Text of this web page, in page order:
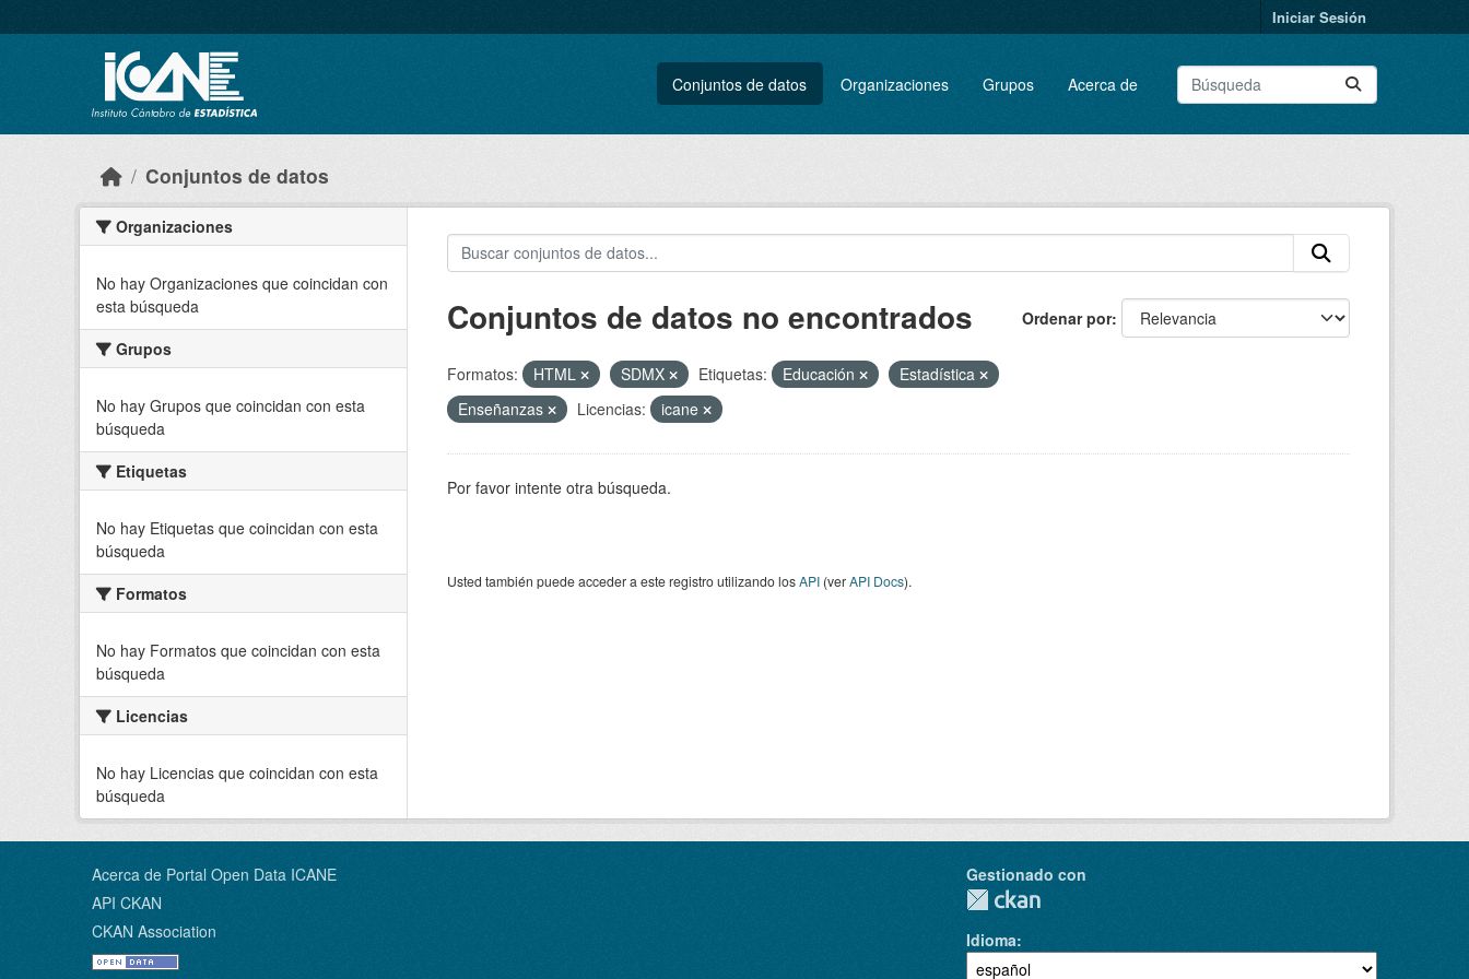
Iniciar Sesión
Conjuntos de datos Organizaciones Grupos Acerca de
Conjuntos de datos
Organizaciones
No hay Organizaciones que coincidan con
esta búsqueda
Grupos
No hay Grupos que coincidan con esta
búsqueda
Etiquetas
No hay Etiquetas que coincidan con esta
búsqueda
Formatos
No hay Formatos que coincidan con esta
búsqueda
Licencias
No hay Licencias que coincidan con esta
búsqueda
Ordenar por
Conjuntos de datos no encontrados
Formatos: HTML SDMX Etiquetas: Educación
Estadística
Enseñanzas
Licencias: icane
Por favor intente otra búsqueda.
Usted también puede acceder a este registro utilizando losAPI(verAPI Docs).
Acerca de Portal Open Data ICANE
API CKAN
CKAN Association
Gestionado con
Idioma